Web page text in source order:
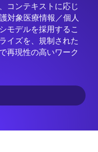
コンテキストに応じ
対象医療情報／個人
モデルを採用するこ
イズを、規制された
再現性の高いワーク